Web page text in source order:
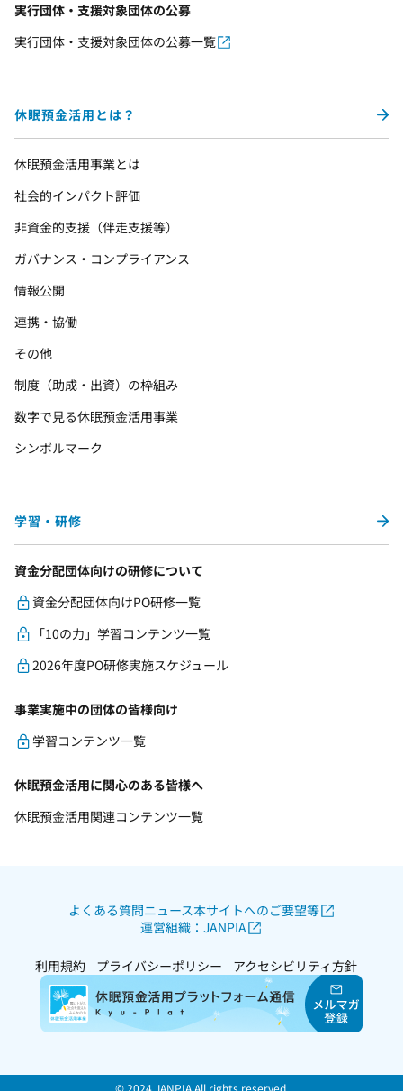
実行団体・支援対象団体の公募
実行団体・支援対象団体の公募一覧
休眠預金活用とは？
休眠預金活用事業とは
社会的インパクト評価
非資金的支援（伴走支援等）
ガバナンス・コンプライアンス
情報公開
連携・協働
その他
制度（助成・出資）の枠組み
数字で見る休眠預金活用事業
シンボルマーク
学習・研修
資金分配団体向けの研修について
資金分配団体向けPO研修一覧
「10の力」学習コンテンツ一覧
2026年度PO研修実施スケジュール
事業実施中の団体の皆様向け
学習コンテンツ一覧
休眠預金活用に関心のある皆様へ
休眠預金活用関連コンテンツ一覧
よくある質問ニュース本サイトへのご要望等
運営組織：JANPIA
利用規約 プライバシーポリシー アクセシビリティ方針